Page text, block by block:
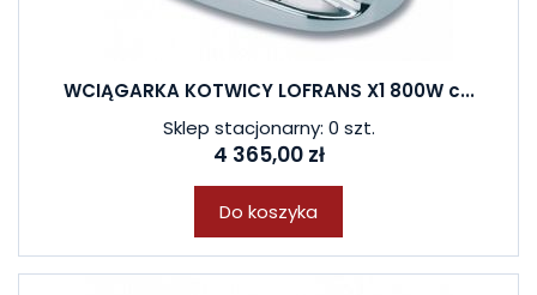
WCIĄGARKA KOTWICY LOFRANS X1 800W c...
Sklep stacjonarny: 0 szt.
4 365,00 zł
Do koszyka